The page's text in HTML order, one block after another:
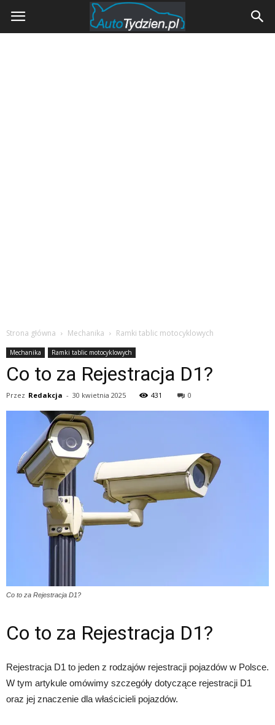
AutoTydzien.pl
Strona główna Mechanika Ramki tablic motocyklowych
Mechanika Ramki tablic motocyklowych
Co to za Rejestracja D1?
Przez Redakcja - 30 kwietnia 2025 431 0
Co to za Rejestracja D1?
Co to za Rejestracja D1?
Rejestracja D1 to jeden z rodzajów rejestracji pojazdów w Polsce.
W tym artykule omówimy szczegóły dotyczące rejestracji D1
oraz jej znaczenie dla właścicieli pojazdów.